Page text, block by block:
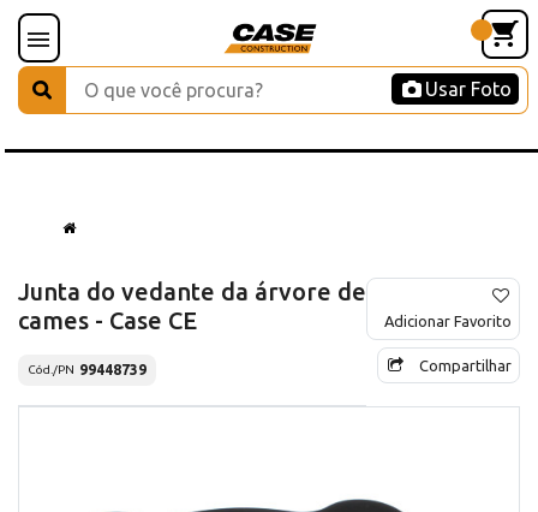
Usar Foto
Junta do vedante da árvore de
cames - Case CE
Cód./PN 99448739
Adicionar Favorito
Compartilhar